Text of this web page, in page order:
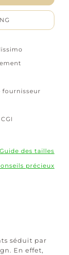
fournisseur
Guide des tailles
précieux
séduit par
En effet,